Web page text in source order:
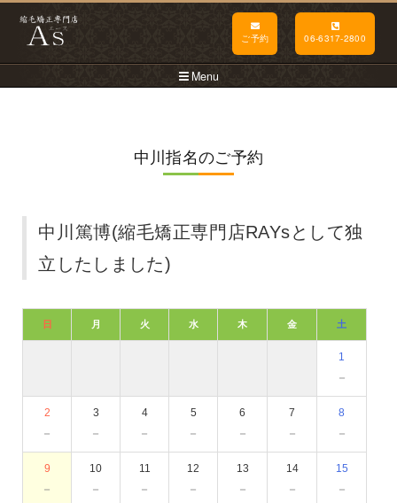
ご予約 06-6317-2800
Menu
中川指名のご予約
中川篤博(縮毛矯正専門店RAYsとして独
立したしました)
日 月 火 水 木 金 土
1
－
2
－
3
－
4
－
5
－
6
－
7
－
8
－
9
－
10
－
11
－
12
－
13
－
14
－
15
－